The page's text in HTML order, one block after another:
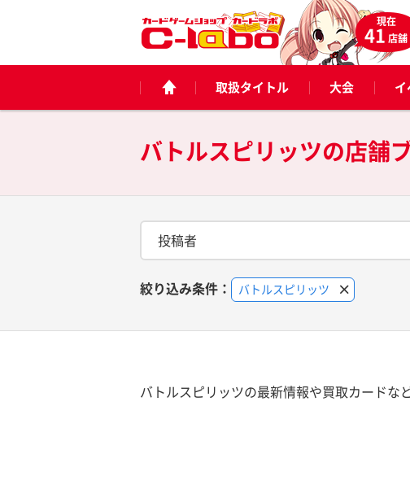
現在
41店舗
取扱タイトル 大会
バトルスピリッツの店舗
投稿者
絞り込み条件： バトルスピリッツ
バトルスピリッツの最新情報や買取カードな